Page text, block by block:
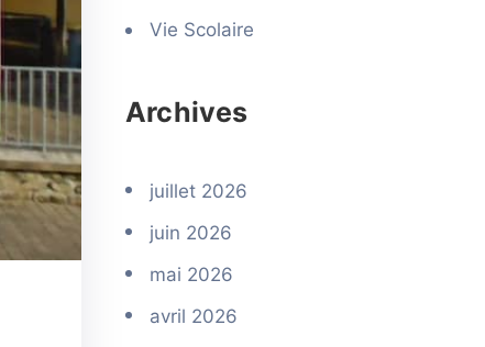
Vie Scolaire
Archives
juillet 2026
juin 2026
mai 2026
avril 2026